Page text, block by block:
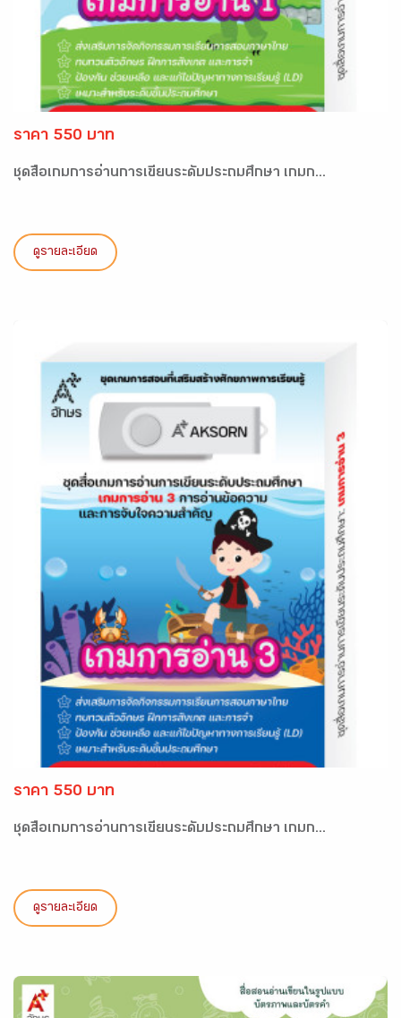
ราคา 550 บาท
ชุดสื่อเกมการอ่านการเขียนระดับประถมศึกษา เกมก...
ดูรายละเอียด
ราคา 550 บาท
ชุดสื่อเกมการอ่านการเขียนระดับประถมศึกษา เกมก...
ดูรายละเอียด